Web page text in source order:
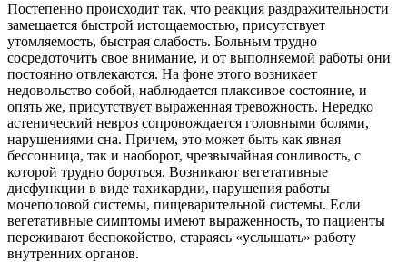
Постепенно происходит так, что реакция раздражительности
замещается быстрой истощаемостью, присутствует
утомляемость, быстрая слабость. Больным трудно
сосредоточить свое внимание, и от выполняемой работы они
постоянно отвлекаются. На фоне этого возникает
недовольство собой, наблюдается плаксивое состояние, и
опять же, присутствует выраженная тревожность. Нередко
астенический невроз сопровождается головными болями,
нарушениями сна. Причем, это может быть как явная
бессонница, так и наоборот, чрезвычайная сонливость, с
которой трудно бороться. Возникают вегетативные
дисфункции в виде тахикардии, нарушения работы
мочеполовой системы, пищеварительной системы. Если
вегетативные симптомы имеют выраженность, то пациенты
переживают беспокойство, стараясь «услышать» работу
внутренних органов.